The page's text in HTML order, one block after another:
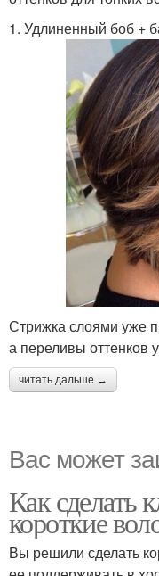
1. Удлиненный боб +
Стрижка слоями уже
а переливы оттенков
читать дальше →
Вас может
Как сделать
короткие
Вы решили сделать